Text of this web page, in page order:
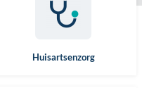
Huisartsenzorg